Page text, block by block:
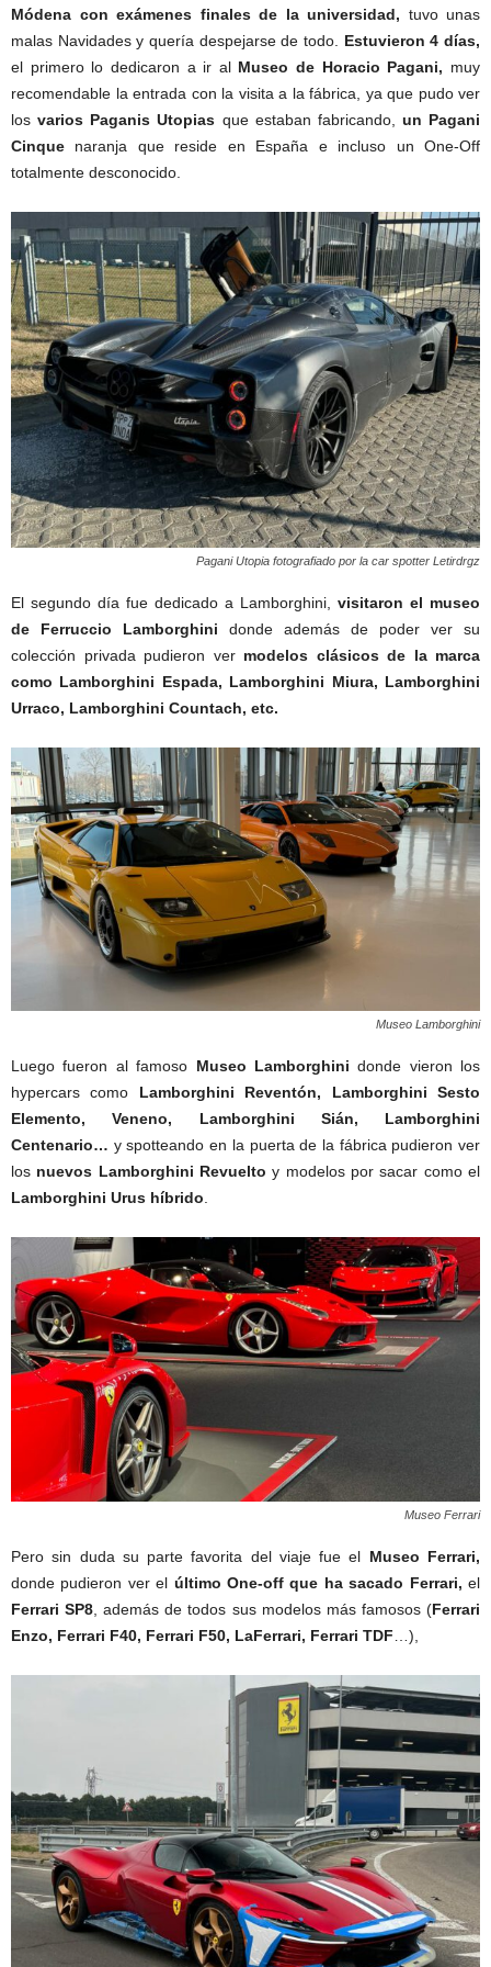
Módena con exámenes finales de la universidad, tuvo unas
malas Navidades y quería despejarse de todo. Estuvieron 4 días,
el primero lo dedicaron a ir al Museo de Horacio Pagani, muy
recomendable la entrada con la visita a la fábrica, ya que pudo ver
losvarios Paganis Utopias que estaban fabricando, un Pagani
Cinque naranja que reside en España e incluso un One-Off
totalmente desconocido.
Pagani Utopia fotografiado por la car spotter Letirdrgz
El segundo día fue dedicado a Lamborghini, visitaron el museo
de Ferruccio Lamborghini donde además de poder ver su
colección privada pudieron ver modelos clásicos de la marca
como Lamborghini Espada, Lamborghini Miura, Lamborghini
Urraco, Lamborghini Countach, etc.
Museo Lamborghini
Luego fueron al famoso Museo Lamborghini donde vieron los
hypercars como Lamborghini Reventón, Lamborghini Sesto
Elemento, Veneno, Lamborghini Sián, Lamborghini
Centenario… y spotteando en la puerta de la fábrica pudieron ver
los nuevos Lamborghini Revuelto y modelos por sacar como el
Lamborghini Urus híbrido.
Museo Ferrari
Pero sin duda su parte favorita del viaje fue el Museo Ferrari,
donde pudieron ver el último One-off que ha sacado Ferrari, el
Ferrari SP8, además de todos sus modelos más famosos (Ferrari
Enzo, Ferrari F40, Ferrari F50, LaFerrari, Ferrari TDF…),